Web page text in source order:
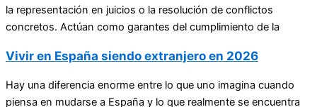
la representación en juicios o la resolución de conflictos
concretos. Actúan como garantes del cumplimiento de la
Vivir en España siendo extranjero en 2026
Hay una diferencia enorme entre lo que uno imagina cuando
piensa en mudarse a España y lo que realmente se encuentra